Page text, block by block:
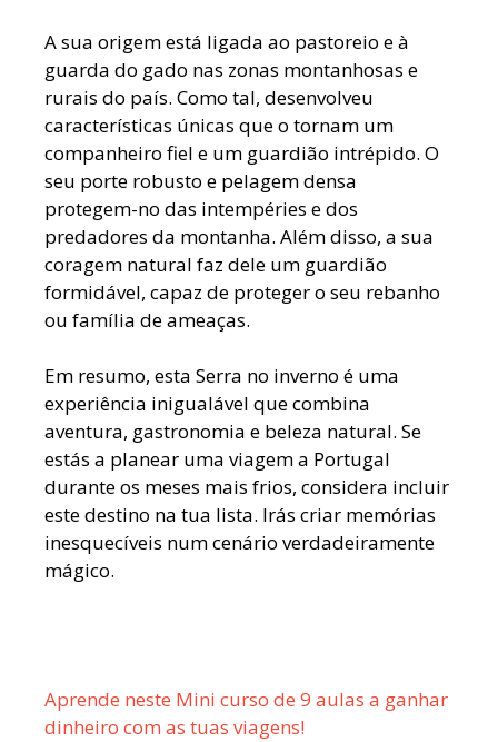
A sua origem está ligada ao pastoreio e à
guarda do gado nas zonas montanhosas e
rurais do país. Como tal, desenvolveu
características únicas que o tornam um
companheiro fiel e um guardião intrépido. O
seu porte robusto e pelagem densa
protegem-no das intempéries e dos
predadores da montanha. Além disso, a sua
coragem natural faz dele um guardião
formidável, capaz de proteger o seu rebanho
ou família de ameaças.
Em resumo, esta Serra no inverno é uma
experiência inigualável que combina
aventura, gastronomia e beleza natural. Se
estás a planear uma viagem a Portugal
durante os meses mais frios, considera incluir
este destino na tua lista. Irás criar memórias
inesquecíveis num cenário verdadeiramente
mágico.
Aprende neste Mini curso de 9 aulas a ganhar
dinheiro com as tuas viagens!